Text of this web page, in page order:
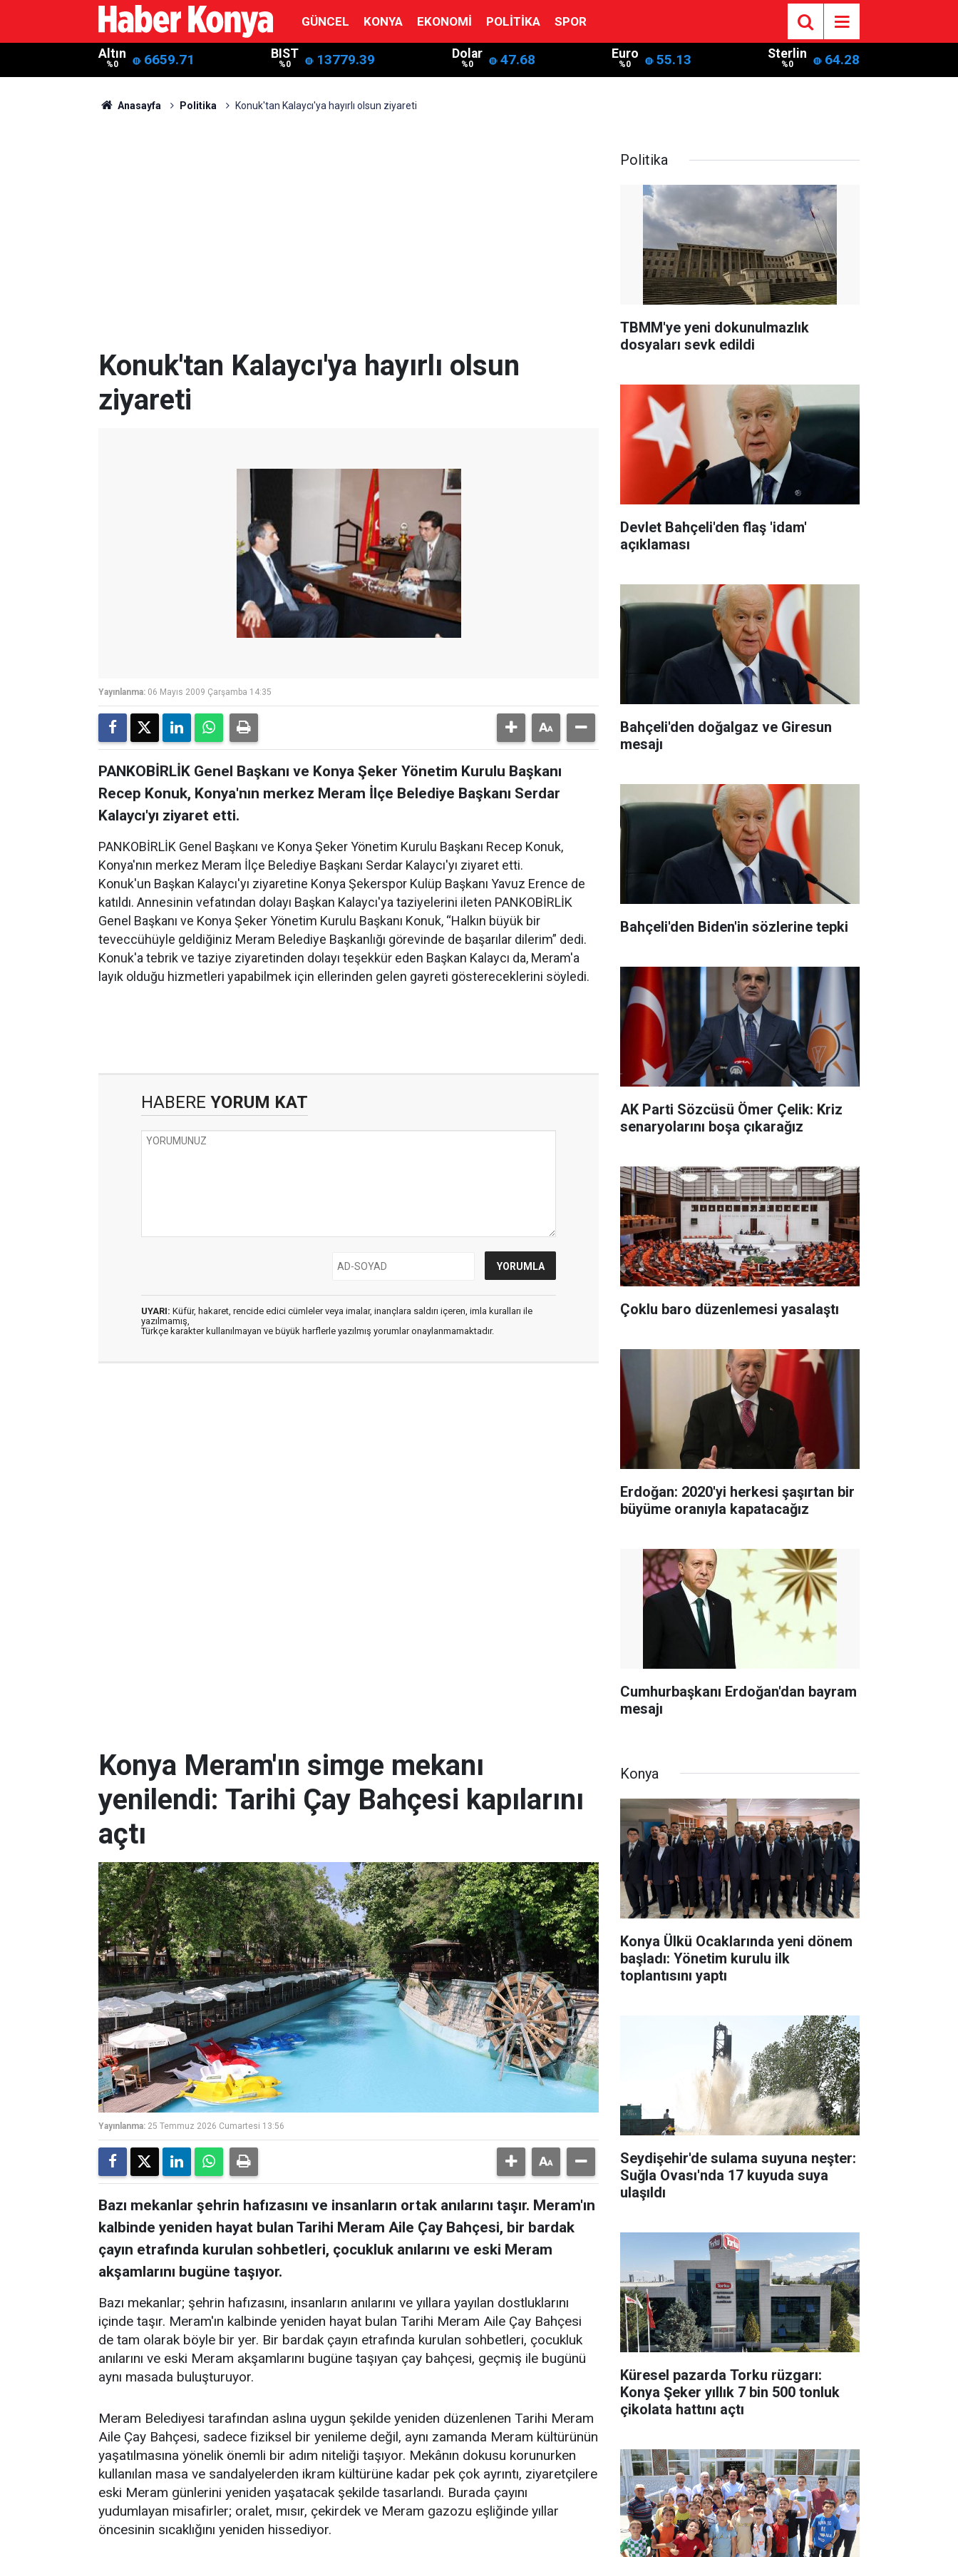
GÜNCEL KONYA EKONOMI POLITIKA SPOR
Altın
%0 6659.71 BIST
%0 13779.39 Dolar
%0 47.68 Euro
%0 55.13 Sterlin
%0 64.28
Anasayfa Politika Konuk'tan Kalaycı'ya hayırlı olsun ziyareti
Konuk'tan Kalaycı'ya hayırlı olsun
ziyareti
Yayınlanma: 06 Mayıs 2009 Çarşamba 14:35
PANKOBİRLİK Genel Başkanı ve Konya Şeker Yönetim Kurulu Başkanı
Recep Konuk, Konya'nın merkez Meram İlçe Belediye Başkanı Serdar
Kalaycı'yı ziyaret etti.
PANKOBİRLİK Genel Başkanı ve Konya Şeker Yönetim Kurulu Başkanı Recep Konuk,
Konya'nın merkez Meram İlçe Belediye Başkanı Serdar Kalaycı'yı ziyaret etti.
Konuk'un Başkan Kalaycı'yı ziyaretine Konya Şekerspor Kulüp Başkanı Yavuz Erence de
katıldı. Annesinin vefatından dolayı Başkan Kalaycı'ya taziyelerini ileten PANKOBİRLİK
Genel Başkanı ve Konya Şeker Yönetim Kurulu Başkanı Konuk, “Halkın büyük bir
teveccühüyle geldiğiniz Meram Belediye Başkanlığı görevinde de başarılar dilerim” dedi.
Konuk'a tebrik ve taziye ziyaretinden dolayı teşekkür eden Başkan Kalaycı da, Meram'a
layık olduğu hizmetleri yapabilmek için ellerinden gelen gayreti göstereceklerini söyledi.
HABERE YORUM KAT
UYARI: Küfür, hakaret, rencide edici cümleler veya imalar, inançlara saldırı içeren, imla kuralları ile
yazılmamış,
Türkçe karakter kullanılmayan ve büyük harflerle yazılmış yorumlar onaylanmamaktadır.
Politika
TBMM'ye yeni dokunulmazlık
dosyaları sevk edildi
Devlet Bahçeli'den flaş 'idam'
açıklaması
Bahçeli'den doğalgaz ve Giresun
mesajı
Bahçeli'den Biden'in sözlerine tepki
AK Parti Sözcüsü Ömer Çelik: Kriz
senaryolarını boşa çıkarağız
Çoklu baro düzenlemesi yasalaştı
Erdoğan: 2020'yi herkesi şaşırtan bir
büyüme oranıyla kapatacağız
Cumhurbaşkanı Erdoğan'dan bayram
mesajı
Konya Meram'ın simge mekanı
yenilendi: Tarihi Çay Bahçesi kapılarını
açtı
Yayınlanma: 25 Temmuz 2026 Cumartesi 13:56
Bazı mekanlar şehrin hafızasını ve insanların ortak anılarını taşır. Meram'ın
kalbinde yeniden hayat bulan Tarihi Meram Aile Çay Bahçesi, bir bardak
çayın etrafında kurulan sohbetleri, çocukluk anılarını ve eski Meram
akşamlarını bugüne taşıyor.
Bazı mekanlar; şehrin hafızasını, insanların anılarını ve yıllara yayılan dostluklarını
içinde taşır. Meram'ın kalbinde yeniden hayat bulan Tarihi Meram Aile Çay Bahçesi
de tam olarak böyle bir yer. Bir bardak çayın etrafında kurulan sohbetleri, çocukluk
anılarını ve eski Meram akşamlarını bugüne taşıyan çay bahçesi, geçmiş ile bugünü
aynı masada buluşturuyor.
Meram Belediyesi tarafından aslına uygun şekilde yeniden düzenlenen Tarihi Meram
Aile Çay Bahçesi, sadece fiziksel bir yenileme değil, aynı zamanda Meram kültürünün
yaşatılmasına yönelik önemli bir adım niteliği taşıyor. Mekânın dokusu korunurken
kullanılan masa ve sandalyelerden ikram kültürüne kadar pek çok ayrıntı, ziyaretçilere
eski Meram günlerini yeniden yaşatacak şekilde tasarlandı. Burada çayını
yudumlayan misafirler; oralet, mısır, çekirdek ve Meram gazozu eşliğinde yıllar
öncesinin sıcaklığını yeniden hissediyor.
Konya
Konya Ülkü Ocaklarında yeni dönem
başladı: Yönetim kurulu ilk
toplantısını yaptı
Seydişehir'de sulama suyuna neşter:
Suğla Ovası'nda 17 kuyuda suya
ulaşıldı
Küresel pazarda Torku rüzgarı:
Konya Şeker yıllık 7 bin 500 tonluk
çikolata hattını açtı